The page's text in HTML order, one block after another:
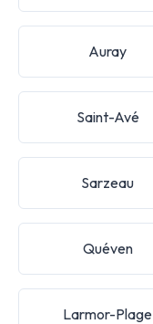
Auray
Saint-Avé
Sarzeau
Quéven
Larmor-Plage